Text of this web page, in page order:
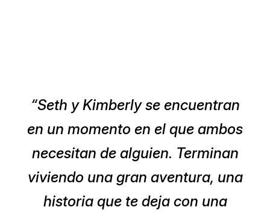
“Seth y Kimberly se encuentran
en un momento en el que ambos
necesitan de alguien. Terminan
viviendo una gran aventura, una
historia que te deja con una